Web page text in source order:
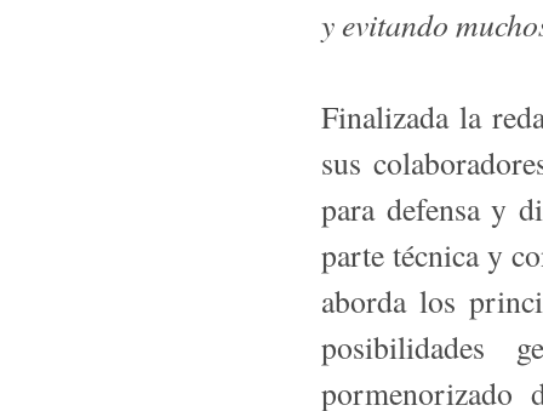
y evitando
Finalizada la
sus
para defensa y
parte técnica y
aborda los
posibilidades
pormenorizado